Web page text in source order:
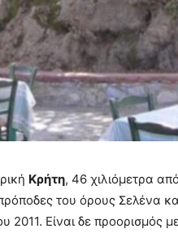
Κρήτη, 46 χιλιόμετρα
του όρους Σελένα
Είναι δε προορισμός